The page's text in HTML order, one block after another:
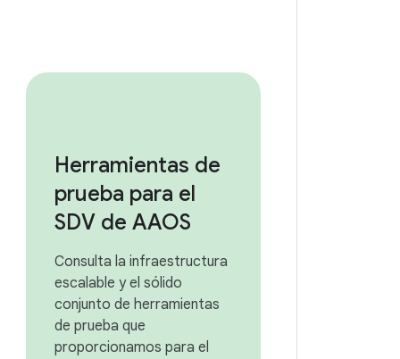
Herramientas de
prueba para el
SDV de AAOS
Consulta la infraestructura
escalable y el sólido
conjunto de herramientas
de prueba que
proporcionamos para el